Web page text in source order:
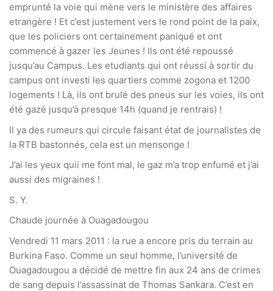
emprunté la voie qui mène vers le ministère des affaires
etrangère ! Et c’est justement vers le rond point de la paix,
que les policiers ont certainement paniqué et ont
commencé à gazer les Jeunes ! Ils ont été repoussé
jusqu’au Campus. Les etudiants qui ont réussi à sortir du
campus ont investi les quartiers comme zogona et 1200
logements ! Là, ils ont brulé des pneus sur les voies, ils ont
été gazé jusqu’à presque 14h (quand je rentrais) !
Il ya des rumeurs qui circule faisant état de journalistes de
la RTB bastonnés, cela est un mensonge !
J’ai les yeux quii me font mal, le gaz m’a trop enfumé et j’ai
aussi des migraines !
S. Y.
Chaude journée à Ouagadougou
Vendredi 11 mars 2011 : la rue a encore pris du terrain au
Burkina Faso. Comme un seul homme, l’université de
Ouagadougou a décidé de mettre fin aux 24 ans de crimes
de sang depuis l’assassinat de Thomas Sankara. C’est en